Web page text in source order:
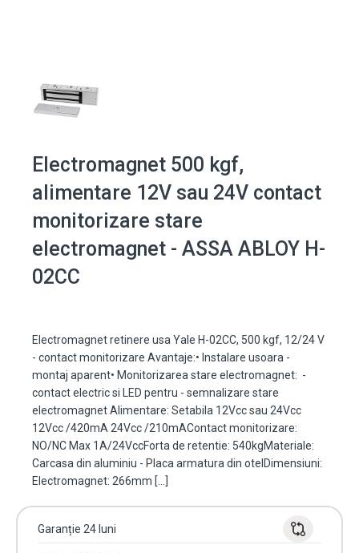
Electromagnet 500 kgf,
alimentare 12V sau 24V contact
monitorizare stare
electromagnet - ASSA ABLOY H-
02CC
Electromagnet retinere usa Yale H-02CC, 500 kgf, 12/24 V
- contact monitorizare Avantaje:• Instalare usoara -
montaj aparent• Monitorizarea stare electromagnet: -
contact electric si LED pentru - semnalizare stare
electromagnet Alimentare: Setabila 12Vcc sau 24Vcc
12Vcc /420mA 24Vcc /210mAContact monitorizare:
NO/NC Max 1A/24VccForta de retentie: 540kgMateriale:
Carcasa din aluminiu - Placa armatura din otelDimensiuni:
Electromagnet: 266mm […]
Garanție 24 luni